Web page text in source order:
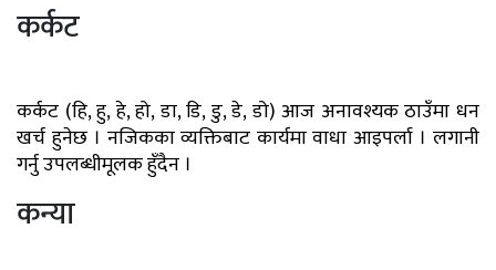
कर्कट
कर्कट (हि, हु, हे, हो, डा, डि, डु, डे, डो) आज अनावश्यक ठाउँमा धन
खर्च हुनेछ । नजिकका व्यक्तिबाट कार्यमा वाधा आइपर्ला । लगानी
गर्नु उपलब्धीमूलक हुँदैन ।
कन्या